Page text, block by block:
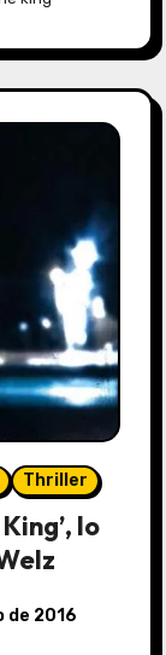
Thriller
lo
de 2016